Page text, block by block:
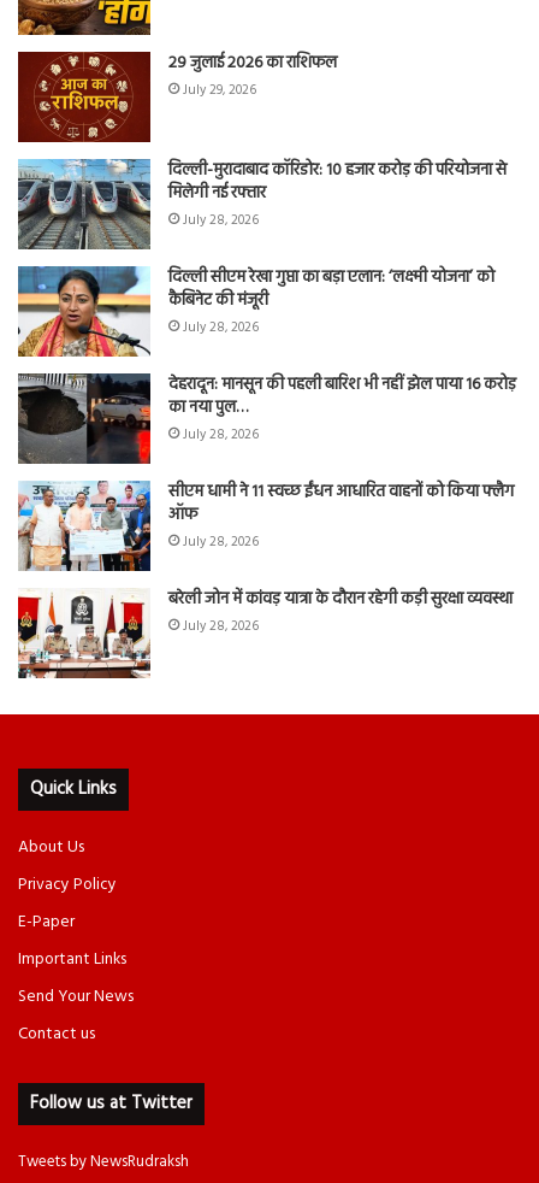
29 जुलाई 2026 का राशिफल
July 29, 2026
दिल्ली-मुरादाबाद कॉरिडोर: 10 हजार करोड़ की परियोजना से
मिलेगी नई रफ्तार
July 28, 2026
दिल्ली सीएम रेखा गुप्ता का बड़ा एलान: ‘लक्ष्मी योजना’ को
कैबिनेट की मंजूरी
July 28, 2026
देहरादून: मानसून की पहली बारिश भी नहीं झेल पाया 16 करोड़
का नया पुल…
July 28, 2026
सीएम धामी ने 11 स्वच्छ ईंधन आधारित वाहनों को किया फ्लैग
ऑफ
July 28, 2026
बरेली जोन में कांवड़ यात्रा के दौरान रहेगी कड़ी सुरक्षा व्यवस्था
July 28, 2026
Quick Links
About Us
Privacy Policy
E-Paper
Important Links
Send Your News
Contact us
Follow us at Twitter
Tweets by NewsRudraksh